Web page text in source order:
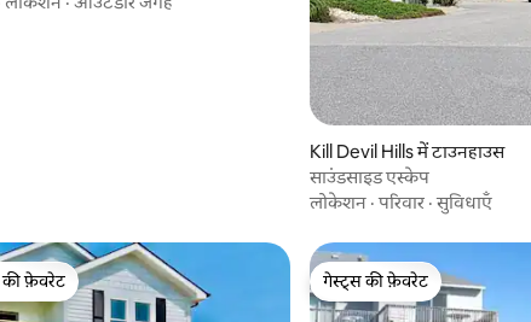
Kill Devil Hills में टाउनहाउस
साउंडसाइड एस्केप
लोकेशन ·परिवार ·सुविधाएँ
की फ़ेवरेट
फ़ेवरेट
गेस्ट्स की फ़ेवरेट
गेस्ट्स की फ़ेवरेट